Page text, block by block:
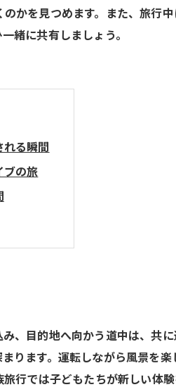
かを見つめます。また、旅行
緒に共有しましょう。
れる瞬間
ブの旅
返る
、目的地へ向かう道中は、共
ります。運転しながら風景を楽
行では子どもたちが新しい体